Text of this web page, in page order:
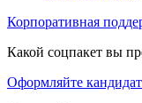
Корпоративная
Какой соцпакет вы
Оформляйте